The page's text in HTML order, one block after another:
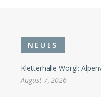
NEUES
Kletterhalle Wörgl:
August 7, 2026